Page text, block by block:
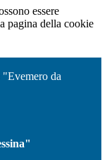
essere
pagina della cookie
da